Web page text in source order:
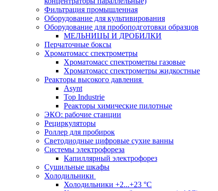
Фильтрация промышленная
Оборудование для культивирования
Оборудование для пробоподготовки образцов
МЕЛЬНИЦЫ И ДРОБИЛКИ
Перчаточные боксы
Хроматомасс спектрометры
Хроматомасс спектрометры газовые
Хроматомасс спектрометры жидкостные
Реакторы высокого давления
Asynt
Top Industrie
Реакторы химические пилотные
ЭКО: рабочие станции
Рециркуляторы
Роллер для пробирок
Светодиодные цифровые сухие ванны
Системы электрофореза
Капиллярный электрофорез
Сушильные шкафы
Холодильники
Холодильники +2...+23 °С